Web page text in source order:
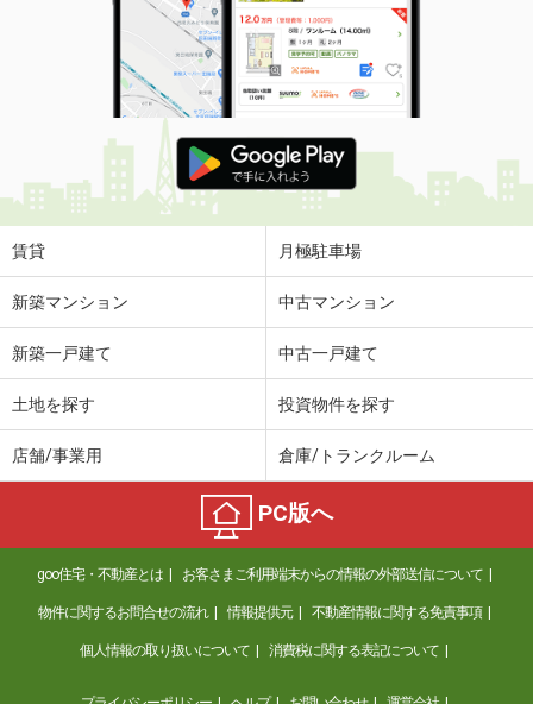
住 所
兵庫県明石市朝霧町３丁目
専有面積 20.28m²
間取り
1K
兵庫県尼崎市稲葉荘１丁目
価 格
4.30万円
住 所
兵庫県尼崎市稲葉荘１丁目
専有面積
兵庫県神戸市灘区将軍通２丁目
6.80万円
兵庫県伊丹市荻野３
8.70万円
住 所
兵庫県伊丹市荻野３
専有面積 65.7m²
間取り
3LDK
兵庫県伊丹市北本町２
賃貸 月極駐車場
新築マンション 中古マンション
新築一戸建て 中古一戸建て
土地を探す 投資物件を探す
店舗/事業用 倉庫/トランクルーム
PC版へ
goo住宅・不動産とは お客さまご利用端末からの情報の外部送信について
物件に関するお問合せの流れ 情報提供元 不動産情報に関する免責事項
個人情報の取り扱いについて 消費税に関する表記について